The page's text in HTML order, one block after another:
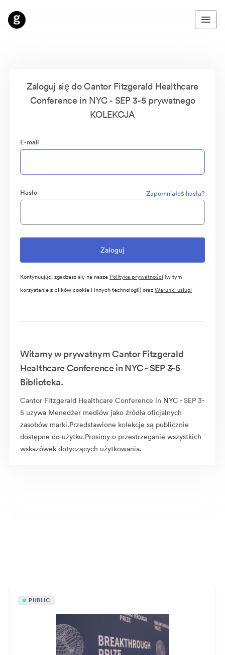
Zaloguj się do Cantor Fitzgerald Healthcare
Conference in NYC - SEP 3-5 prywatnego
KOLEKCJA
E-mail
Hasło Zapomniałeś hasła?
Kontynuując, zgadzasz się na nasze Polityka prywatności (w tym
korzystanie z plików cookie i innych technologii) orazWarunki usługi
Witamy w prywatnym Cantor Fitzgerald
Healthcare Conference in NYC - SEP 3-5
Biblioteka.
Cantor Fitzgerald Healthcare Conference in NYC - SEP 3-
5 używa Menedżer mediów jako źródła oficjalnych
zasobów marki.Przedstawione kolekcje są publicznie
dostępne do użytku.Prosimy o przestrzeganie wszystkich
wskazówek dotyczących użytkowania.
PUBLIC